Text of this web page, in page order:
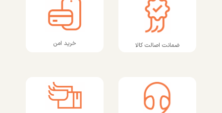
ضمانت اصالت کالا خرید امن